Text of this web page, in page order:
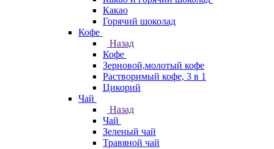
Какао
Горячий шоколад
Кофе
Назад
Кофе
Зерновой,молотый кофе
Растворимый кофе, 3 в 1
Цикорий
Чай
Назад
Чай
Зеленый чай
Травяной чай